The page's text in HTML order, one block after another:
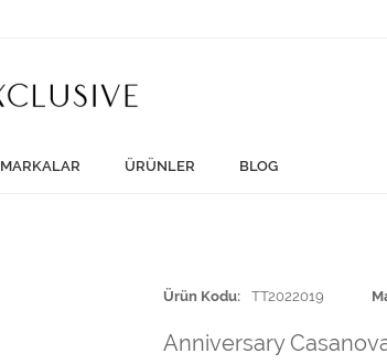
MARKALAR ÜRÜNLER BLOG
Ürün Kodu TT2022019
Anniversary